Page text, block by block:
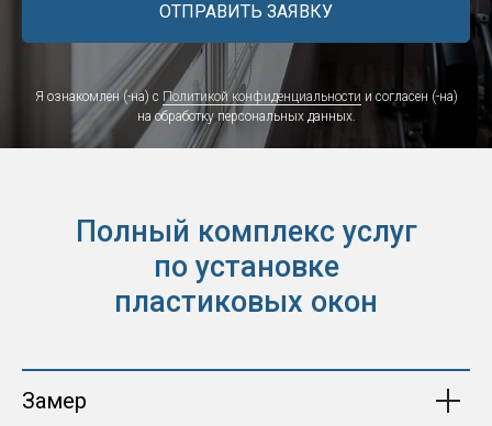
ОТПРАВИТЬ ЗАЯВКУ
Я ознакомлен (-на) с Политикой конфиденциальности и согласен (-на)
на обработку персональных данных.
Полный комплекс услуг
по установке
пластиковых окон
Замер